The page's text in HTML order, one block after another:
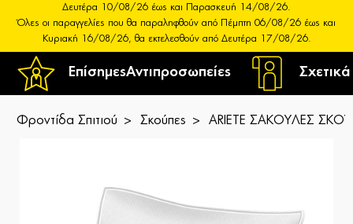
ΕπίσημεςΑντιπροσωπείες
Δευτέρα 10/08/26 έως και Παρασκευή 14/08/26.
Όλες οι παραγγελίες που θα παραληφθούν από Πέμπτη 06/08/26 έως και
Κυριακή 16/08/26, θα εκτελεσθούν από Δευτέρα 17/08/26.
Φροντίδα Σπιτιού Σκούπες ARIETE ΣΑΚΟΥΛΕΣ